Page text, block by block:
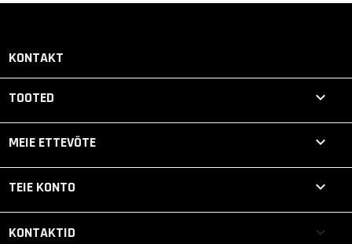
KONTAKT
TOOTED 
MEIE ETTEVÕTE 
TEIE KONTO 
KONTAKTID keyboard_arrow_down